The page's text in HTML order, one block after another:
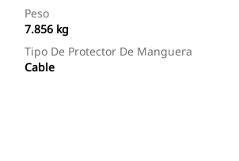
Peso
7.856 kg
Tipo De Protector De Manguera
Cable